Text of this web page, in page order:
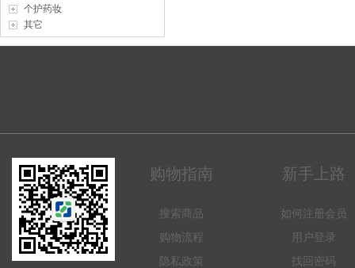
个护药妆
其它
购物指南
搜索商品
购物流程
隐私政策
新手上路
如何注册会员
用户登录
找回密码